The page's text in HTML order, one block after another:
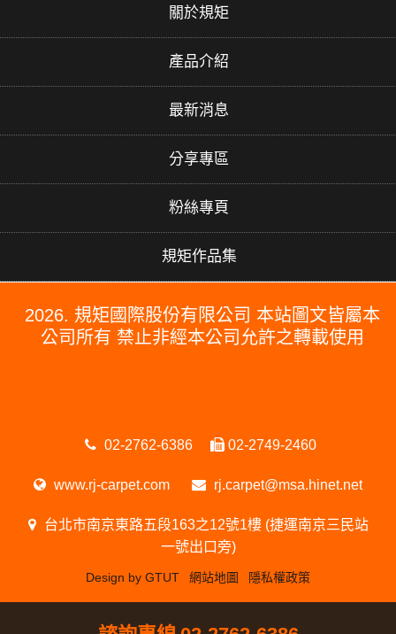
關於規矩
產品介紹
最新消息
分享專區
粉絲專頁
規矩作品集
2026. 規矩國際股份有限公司 本站圖文皆屬本
公司所有 禁止非經本公司允許之轉載使用
02-2762-6386 02-2749-2460
www.rj-carpet.com rj.carpet@msa.hinet.net
台北市南京東路五段163之12號1樓 (捷運南京三民站
一號出口旁)
Design by GTUT 網站地圖 隱私權政策